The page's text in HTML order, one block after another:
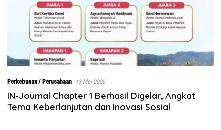
Perkebunan / Perusahaan 13 Mei 2026
IN-Journal Chapter 1 Berhasil Digelar, Angkat
Tema Keberlanjutan dan Inovasi Sosial